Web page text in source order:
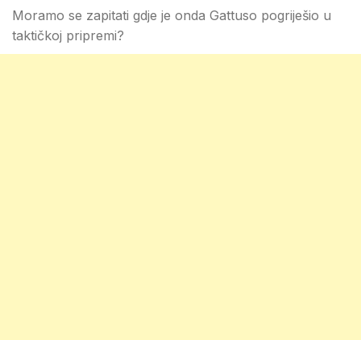
Moramo se zapitati gdje je onda Gattuso pogriješio u
taktičkoj pripremi?